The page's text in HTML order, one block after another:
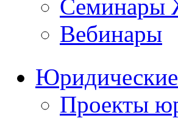
Вебинары
Проекты